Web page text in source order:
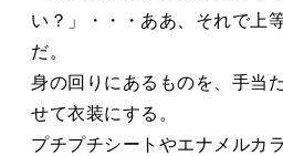
い？」・・・ああ、それで上
だ。
身の回りにあるものを、手当
せて衣装にする。
プチプチシートやエナメルカ